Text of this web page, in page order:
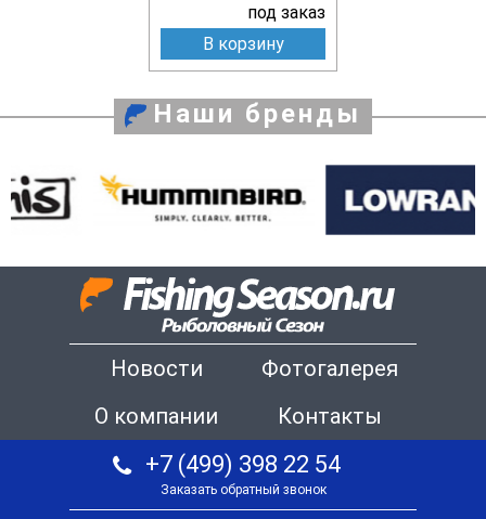
под заказ
В корзину
Наши бренды
Новости
Фотогалерея
О компании
Контакты
+7 (499) 398 22 54
Заказать обратный звонок